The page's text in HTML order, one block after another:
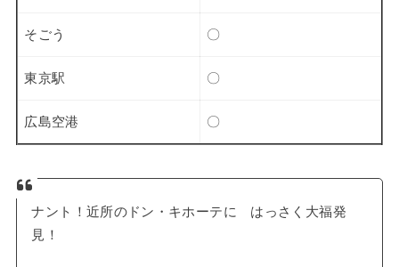
そごう 〇
東京駅 〇
広島空港 〇
ナント！近所のドン・キホーテに はっさく大福発
見！